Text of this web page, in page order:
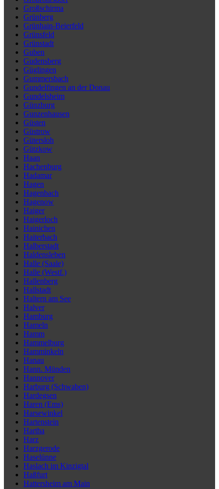
Großschirma
Grünberg
Grünhain-Beierfeld
Grünsfeld
Grünstadt
Guben
Gudensberg
Güglingen
Gummersbach
Gundelfingen an der Donau
Gundelsheim
Günzburg
Gunzenhausen
Güsten
Güstrow
Gütersloh
Gützkow
Haan
Hachenburg
Hadamar
Hagen
Hagenbach
Hagenow
Haiger
Haigerloch
Hainichen
Haiterbach
Halberstadt
Haldensleben
Halle (Saale)
Halle (Westf.)
Hallenberg
Hallstadt
Haltern am See
Halver
Hamburg
Hameln
Hamm
Hammelburg
Hamminkeln
Hanau
Hann. Münden
Hannover
Harburg (Schwaben)
Hardegsen
Haren (Ems)
Harsewinkel
Hartenstein
Hartha
Harz
Harzgerode
Haselünne
Haslach im Kinzigtal
Haßfurt
Hattersheim am Main